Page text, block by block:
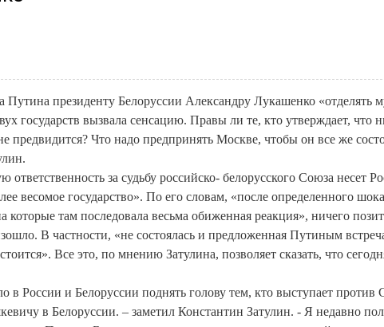
президенту Белоруссии Александру Лукашенко «отделять
государств вызвала сенсацию. Правы ли те, кто утверждает, что
предвидится? Что надо предпринять Москве, чтобы он все же
ответственность за судьбу российско- белорусского Союза несет
весомое государство». По его словам, «после определенного
там последовала весьма обиженная реакция», ничего
В частности, «не состоялась и предложенная Путиным
Все это, по мнению Затулина, позволяет сказать, что
в России и Белоруссии поднять голову тем, кто выступает против
в Белоруссии. – заметил Константин Затулин. - Я недавно